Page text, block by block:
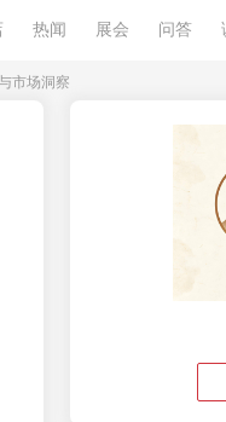
热闻 展会 问答
市场洞察